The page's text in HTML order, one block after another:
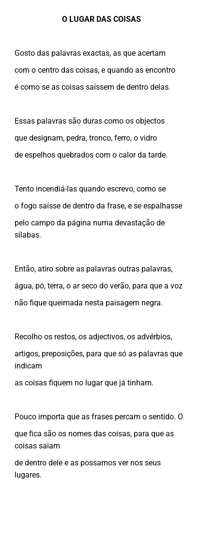
O LUGAR DAS COISAS
Gosto das palavras exactas, as que acertam
com o centro das coisas, e quando as encontro
é como se as coisas saíssem de dentro delas.
Essas palavras são duras como os objectos
que designam, pedra, tronco, ferro, o vidro
de espelhos quebrados com o calor da tarde.
Tento incendiá-las quando escrevo, como se
o fogo saísse de dentro da frase, e se espalhasse
pelo campo da página numa devastação de
sílabas.
Então, atiro sobre as palavras outras palavras,
água, pó, terra, o ar seco do verão, para que a voz
não fique queimada nesta paisagem negra.
Recolho os restos, os adjectivos, os advérbios,
artigos, preposições, para que só as palavras que
indicam
as coisas fiquem no lugar que já tinham.
Pouco importa que as frases percam o sentido. O
que fica são os nomes das coisas, para que as
coisas saiam
de dentro dele e as possamos ver nos seus
lugares.